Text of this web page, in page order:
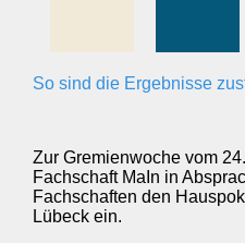
So sind die Ergebnisse
Zur Gremienwoche vom
Fachschaft MaIn in
Fachschaften den
Lübeck ein.